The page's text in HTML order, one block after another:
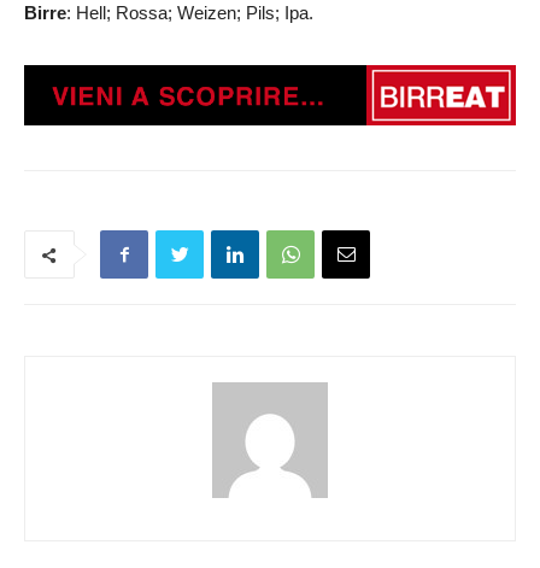
Birre: Hell; Rossa; Weizen; Pils; Ipa.